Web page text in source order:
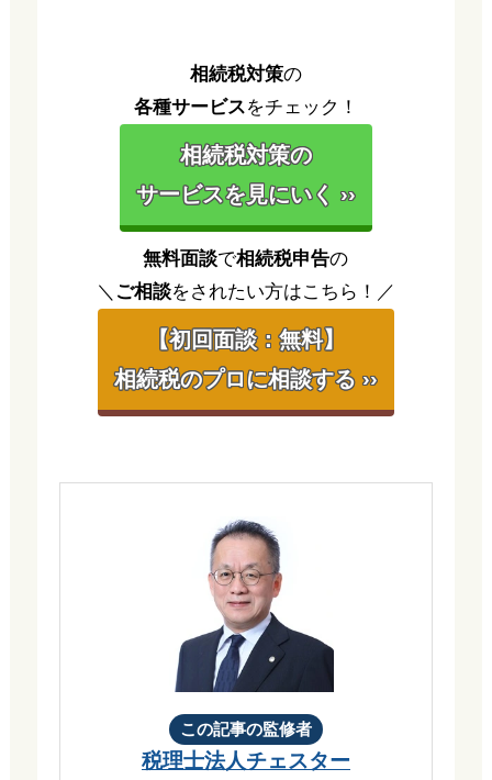
相続税対策の
各種サービスをチェック！
相続税対策の
サービスを見にいく ››
無料面談で相続税申告の
＼ ご相談をされたい方はこちら！／
【初回面談：無料】
相続税のプロに相談する ››
この記事の監修者
税理士法人チェスター